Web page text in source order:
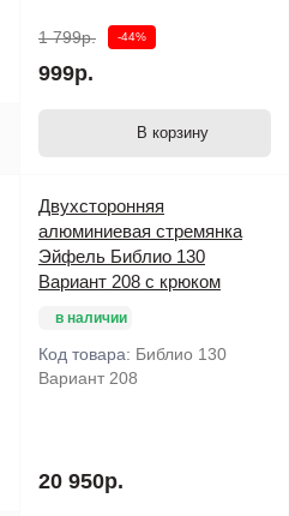
1 799р. -44%
999р.
В корзину
Двухсторонняя
алюминиевая стремянка
Эйфель Библио 130
Вариант 208 с крюком
в наличии
Код товара: Библио 130
Вариант 208
20 950р.